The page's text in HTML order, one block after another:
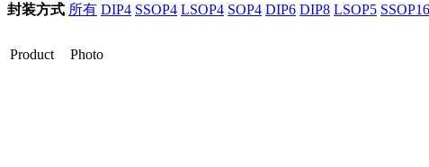
封装方式 所有 DIP4 SSOP4 LSOP4 SOP4 DIP6 DIP8 LSOP5 SSOP16
Product Photo